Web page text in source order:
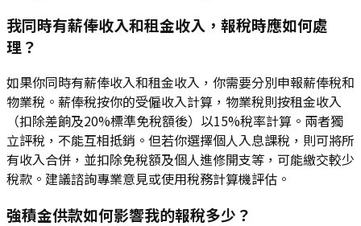
我同時有薪俸收入和租金收入，報稅時應如何處
理？
如果你同時有薪俸收入和租金收入，你需要分別申報薪俸稅和
物業稅。薪俸稅按你的受僱收入計算，物業稅則按租金收入
（扣除差餉及20%標準免稅額後）以15%稅率計算。兩者獨
立評稅，不能互相抵銷。但若你選擇個人入息課稅，則可將所
有收入合併，並扣除免稅額及個人進修開支等，可能繳交較少
稅款。建議諮詢專業意見或使用稅務計算機評估。
強積金供款如何影響我的報稅多少？